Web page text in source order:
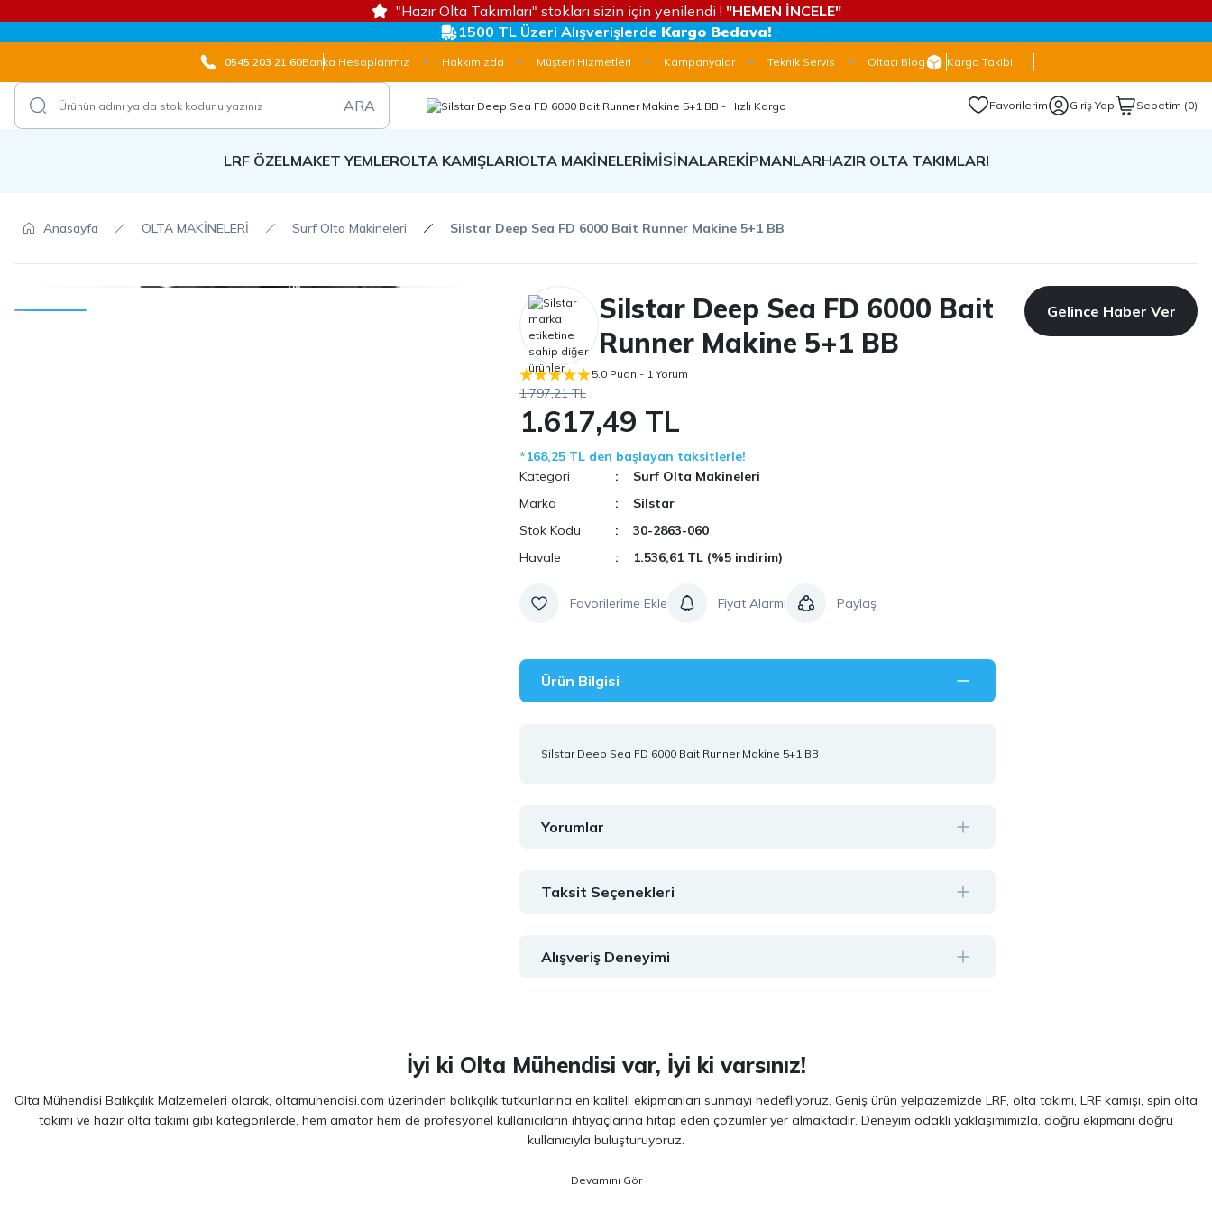
"Hazır Olta Takımları" stokları sizin için yenilendi ! "HEMEN İNCELE"
1500 TL Üzeri Alışverişlerde Kargo Bedava!
0545 203 21 60Banka Hesaplarımız Hakkımızda Müşteri Hizmetleri Kampanyalar Teknik Servis Oltacı Blog Kargo Takibi
ARA Favorilerim Giriş Yap Sepetim (0)
LRF ÖZELMAKET YEMLEROLTA KAMIŞLARIOLTA MAKİNELERİMİSİNALAREKİPMANLARHAZIR OLTA TAKIMLARI
Anasayfa OLTA MAKİNELERİ Surf Olta Makineleri Silstar Deep Sea FD 6000 Bait Runner Makine 5+1 BB
Silstar Deep Sea FD 6000 Bait
Runner Makine 5+1 BB
5.0 Puan - 1 Yorum
1.797,21 TL
1.617,49 TL
*168,25 TL den başlayan taksitlerle!
Kategori
Surf Olta Makineleri
Marka
Silstar
Stok Kodu
30-2863-060
Havale
1.536,61 TL (%5 indirim)
Fiyat Alarmı Paylaş
Ürün Bilgisi
Silstar Deep Sea FD 6000 Bait Runner Makine 5+1 BB
Yorumlar
Taksit Seçenekleri
Alışveriş Deneyimi
Gelince Haber Ver
İyi ki Olta Mühendisi var, İyi ki varsınız!
Olta Mühendisi Balıkçılık Malzemeleri olarak, oltamuhendisi.com üzerinden balıkçılık tutkunlarına en kaliteli ekipmanları sunmayı hedefliyoruz. Geniş ürün yelpazemizde LRF, olta takımı, LRF kamışı, spin olta
takımı ve hazır olta takımı gibi kategorilerde, hem amatör hem de profesyonel kullanıcıların ihtiyaçlarına hitap eden çözümler yer almaktadır. Deneyim odaklı yaklaşımımızla, doğru ekipmanı doğru
kullanıcıyla buluşturuyoruz.
Shimano, Daiwa, Hanfish, Fujin ve Ryuji gibi lider markaların en güncel ve performans odaklı modellerinden oluşur. Özellikle LRF avcılığı ve